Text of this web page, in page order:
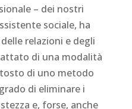
– dei nostri
sociale, ha
relazioni e degli
di una modalità
di uno metodo
di eliminare i
e, forse, anche